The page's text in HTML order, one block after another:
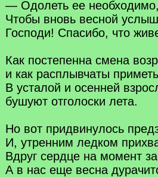
— Одолеть ее
Чтобы вновь весной
Господи! Спасибо, что
Как постепенна смена
и как расплывчаты
В усталой и осенней
бушуют отголоски лета.
Но вот придвинулось
И, утренним ледком
Вдруг сердце на момент
А в нас еще весна